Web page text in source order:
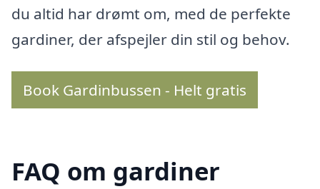
du altid har drømt om, med de perfekte
gardiner, der afspejler din stil og behov.
Book Gardinbussen - Helt gratis
FAQ om gardiner